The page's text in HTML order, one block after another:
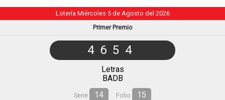
Lotería Miércoles 5 de Agosto del 2026
Primer Premio
4654
Letras
BADB
Serie 14 Folio 15